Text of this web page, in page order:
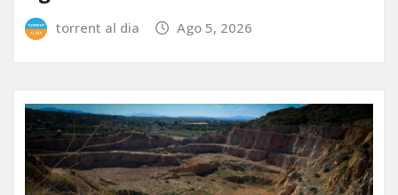
torrent al dia Ago 5, 2026